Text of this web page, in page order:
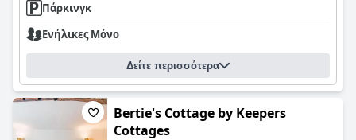
Πάρκινγκ
Ενήλικες Μόνο
Δείτε περισσότερα
Bertie's Cottage by Keepers
Cottages